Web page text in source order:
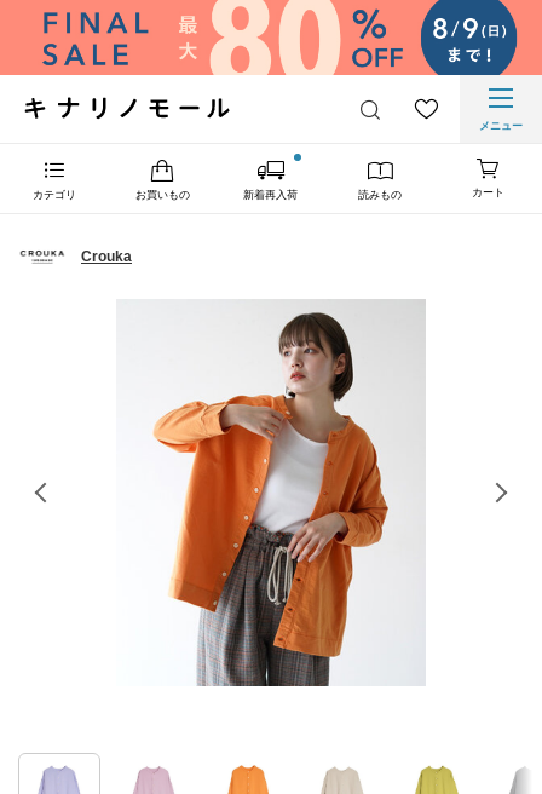
メニュー
カテゴリ お買いもの 新着再入荷 読みもの カート
Crouka